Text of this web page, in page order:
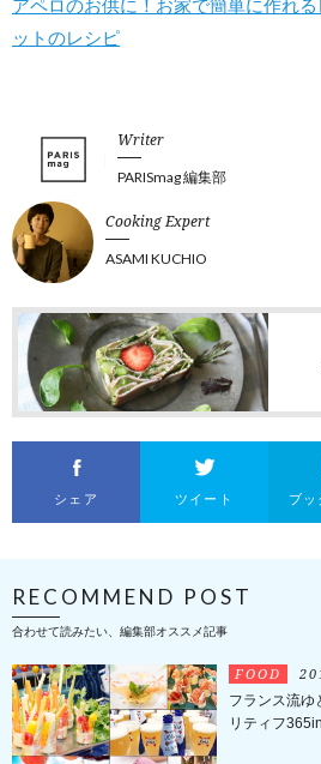
アペロのお供に！お家で簡単に作れ
ットのレシピ
Writer
PARISmag 編集部
Cooking Expert
ASAMI KUCHIO
シェア ツイート ブッ
RECOMMEND POST
合わせて読みたい、編集部オススメ記事
FOOD
フランス流ゆ
リティフ